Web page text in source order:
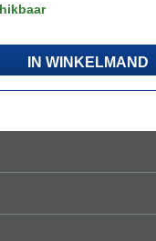
IN WINKELMAND